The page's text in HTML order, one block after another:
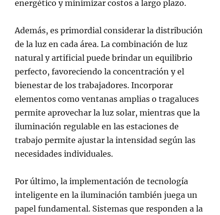
energético y minimizar costos a largo plazo.
Además, es primordial considerar la distribución
de la luz en cada área. La combinación de luz
natural y artificial puede brindar un equilibrio
perfecto, favoreciendo la concentración y el
bienestar de los trabajadores. Incorporar
elementos como ventanas amplias o tragaluces
permite aprovechar la luz solar, mientras que la
iluminación regulable en las estaciones de
trabajo permite ajustar la intensidad según las
necesidades individuales.
Por último, la implementación de tecnología
inteligente en la iluminación también juega un
papel fundamental. Sistemas que responden a la